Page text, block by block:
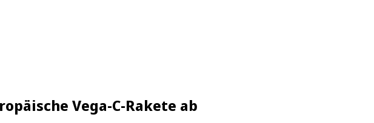
Vega-C-Rakete ab